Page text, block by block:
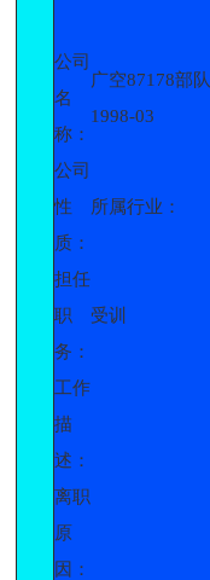
公司
名
称：
广空87178部
1998-03
公司
性
质：
所属行业：
担任
职
务：
受训
工作
描
述：
离职
原
因：